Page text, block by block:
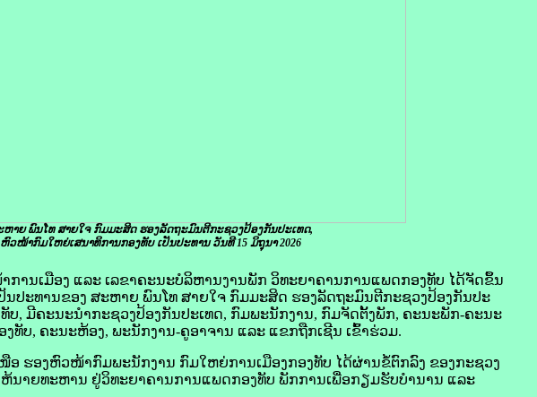
ຫາຍ ພົນໂທ ສາຍໃຈ ກົມມະສິດ ຮອງລັດຖະມົນຕີກະຊວງປ້ອງກັນປະເທດ,
ຫົວໜ້າກົມໃຫຍ່ເສນາທິການກອງທັບ ​ເປັນ​ປະທານ ວັນທີ 15 ມິຖຸນາ 2026
ານເມືອງ ແລະ ເລຂາຄະນະບໍລິຫານງານພັກ ວິທະຍາຄານການແພດກອງທັບ ໄດ້ຈັດຂຶ້ນ
ປັນປະທານຂອງ ສະຫາຍ ພົນໂທ ສາຍໃຈ ກົມມະສິດ ຮອງລັດຖະມົນຕີກະຊວງປ້ອງກັນປະ
ບ, ມີຄະນະນໍາກະຊວງປ້ອງກັນປະເທດ, ກົມພະນັກງານ, ກົມຈັດຕັ້ງພັກ, ຄະນະພັກ-ຄະນະ
ທັບ, ຄະນະຫ້ອງ, ພະນັກງານ-ຄູອາຈານ ແລະ ແຂກຖືກເຊີນ ເຂົ້າຮ່ວມ.
ຮອງຫົວໜ້າກົມພະນັກງານ ກົມໃຫຍ່ການເມືອງກອງທັບ ໄດ້ຜ່ານຂໍ້ຕົກລົງ ຂອງກະຊວງ
ນາຍທະຫານ ຢູ່ວິທະຍາຄານການແພດກອງທັບ ພັກການເພື່ອກຽມຮັບບໍານານ ແລະ